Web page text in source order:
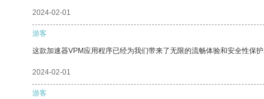
2024-02-01
游客
这款加速器VPM应用程序已经为我们带来了无限的流畅体验和安全性保护
2024-02-01
游客